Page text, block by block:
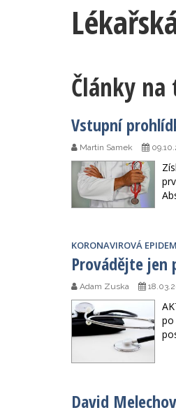
Články
Vstupní
Martin Samek
KORONAVIROVÁ
Provádějte jen
Adam Zuska
po
David